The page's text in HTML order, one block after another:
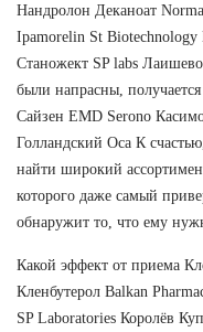
Нандролон Деканоат
Ipamorelin St Biotechnology
Станожект SP labs
были напрасны,
Сайзен EMD Serono
Голландский Оса К
найти широкий
которого даже самый
обнаружит то, что ему
Какой эффект от приема
Кленбутерол Balkan
SP Laboratories Королёв